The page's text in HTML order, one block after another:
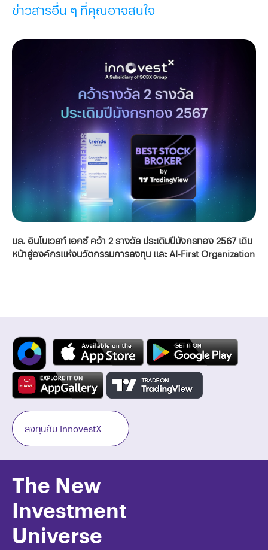
ข่าวสารอื่น ๆ ที่คุณอาจสนใจ
บล. อินโนเวสท์ เอกซ์ คว้า 2 รางวัล ประเดิมปีมังกรทอง 2567 เดิน
หน้าสู่องค์กรแห่งนวัตกรรมการลงทุน และ AI-First Organization
ลงทุนกับ InnovestX
The New
Investment
Universe